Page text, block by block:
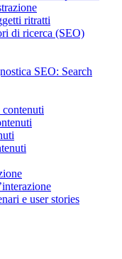
ritratti
di ricerca (SEO)
SEO: Search
e user stories